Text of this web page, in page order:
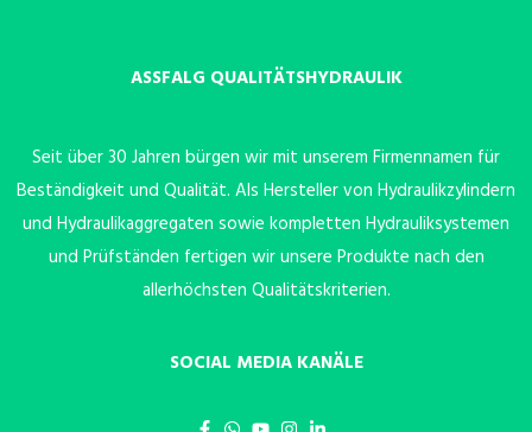
ASSFALG QUALITÄTSHYDRAULIK
Seit über 30 Jahren bürgen wir mit unserem Firmennamen für
Beständigkeit und Qualität. Als Hersteller von Hydraulikzylindern
und Hydraulikaggregaten sowie kompletten Hydrauliksystemen
und Prüfständen fertigen wir unsere Produkte nach den
allerhöchsten Qualitätskriterien.
SOCIAL MEDIA KANÄLE